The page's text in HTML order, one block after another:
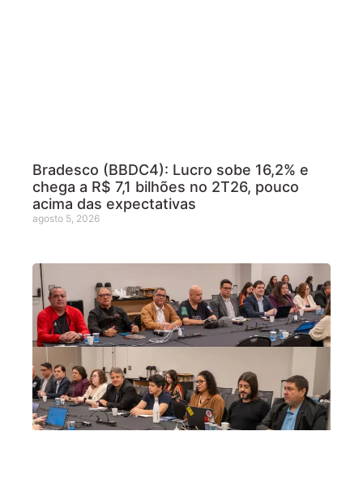
Bradesco (BBDC4): Lucro sobe 16,2% e
chega a R$ 7,1 bilhões no 2T26, pouco
acima das expectativas
agosto 5, 2026